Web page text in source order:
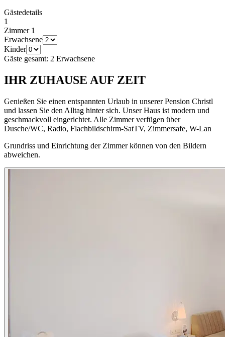
Gästedetails
1
Zimmer 1
Erwachsene
Kinder
Gäste gesamt: 2 Erwachsene
IHR ZUHAUSE AUF ZEIT
Genießen Sie einen entspannten Urlaub in unserer Pension Christl
und lassen Sie den Alltag hinter sich. Unser Haus ist modern und
geschmackvoll eingerichtet. Alle Zimmer verfügen über
Dusche/WC, Radio, Flachbildschirm-SatTV, Zimmersafe, W-Lan
Grundriss und Einrichtung der Zimmer können von den Bildern
abweichen.